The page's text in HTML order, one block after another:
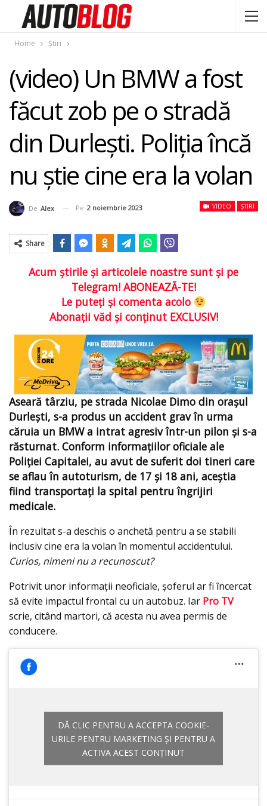
Home Știri
(video) Un BMW a fost
făcut zob pe o stradă
din Durlești. Poliția încă
nu știe cine era la volan
VIDEO ȘTIRI
De Alex Pe 2 noiembrie 2023
Share
Acum ştirile şi articolele noastre sunt şi pe
Telegram! ABONEAZĂ-TE!
Le puteţi şi comenta acolo
Abonaţii văd şi conţinut EXCLUSIV!
Aseară târziu, pe strada Nicolae Dimo din orașul
Durlești, s-a produs un accident grav în urma
căruia un BMW a intrat agresiv într-un pilon și s-a
răsturnat. Conform informațiilor oficiale ale
Poliției Capitalei, au avut de suferit doi tineri care
se aflau în autoturism, de 17 și 18 ani, aceștia
fiind transportați la spital pentru îngrijiri
medicale.
În rezultat s-a deschis o anchetă pentru a se stabili
inclusiv cine era la volan în momentul accidentului.
Curios, nimeni nu a recunoscut?
Potrivit unor informații neoficiale, șoferul ar fi încercat
să evite impactul frontal cu un autobuz. Iar Pro TV
scrie, citând martori, că acesta nu avea permis de
conducere.
DĂ CLIC PENTRU A ACCEPTA COOKIE-
URILE PENTRU MARKETING ȘI PENTRU A
ACTIVA ACEST CONȚINUT